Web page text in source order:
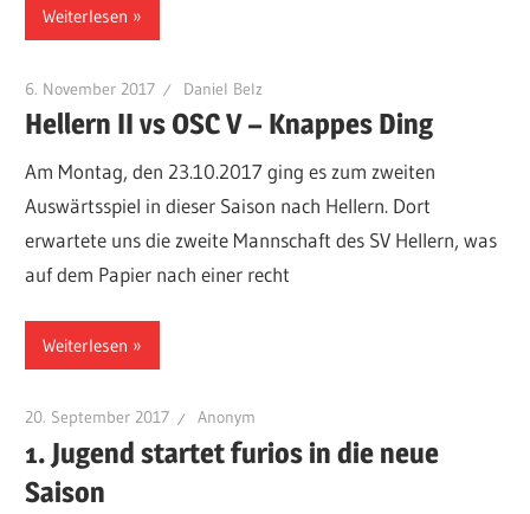
Weiterlesen
6. November 2017 Daniel Belz
Hellern II vs OSC V – Knappes Ding
Am Montag, den 23.10.2017 ging es zum zweiten
Auswärtsspiel in dieser Saison nach Hellern. Dort
erwartete uns die zweite Mannschaft des SV Hellern, was
auf dem Papier nach einer recht
Weiterlesen
20. September 2017 Anonym
1. Jugend startet furios in die neue
Saison